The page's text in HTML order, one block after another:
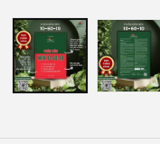
phương
tiện
1
trong
hộp
tương